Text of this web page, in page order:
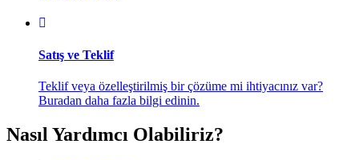
Satış ve Teklif
Teklif veya özelleştirilmiş bir çözüme mi ihtiyacınız var?
Buradan daha fazla bilgi edinin.
Nasıl Yardımcı Olabiliriz?